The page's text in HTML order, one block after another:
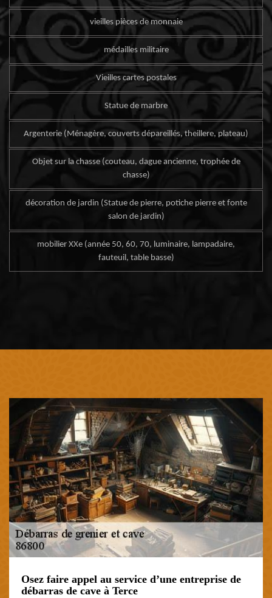
vieilles pièces de monnaie
médailles militaire
Vieilles cartes postales
Statue de marbre
Argenterie (Ménagère, couverts dépareillés, theillere, plateau)
Objet sur la chasse (couteau, dague ancienne, trophée de
chasse)
décoration de jardin (Statue de pierre, potiche pierre et fonte
salon de jardin)
mobilier XXe (année 50, 60, 70, luminaire, lampadaire,
fauteuil, table basse)
Osez faire appel au service d’une entreprise de
débarras de cave à Terce